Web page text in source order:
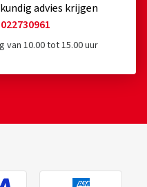
advies krijgen
022730961
van 10.00 tot 15.00 uur